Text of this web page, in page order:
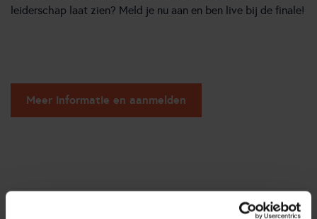
leiderschap laat zien? Meld je nu aan en ben live bij de finale!
Meer informatie en aanmelden